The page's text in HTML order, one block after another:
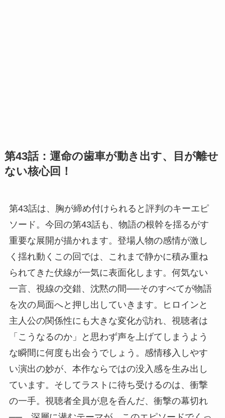
第43話：運命の歯車が動き出す、目が離せ
ない核心回！
第43話は、胸が締め付けられると評判のキーエピ
ソード。今回の第43話も、物語の根幹を揺るがす
重要な展開が描かれます。登場人物の感情が激し
く揺れ動くこの回では、これまで静かに積み重ね
られてきた伏線が一気に表面化します。何気ない
一言、視線の交錯、沈黙の間──そのすべてが物語
を次の局面へと押し出していきます。ヒロインと
主人公の関係性にも大きな変化が訪れ、視聴者は
「こうなるのか」と思わず声を上げてしまうよう
な瞬間に何度も出会うでしょう。感情移入しやす
い演出の妙が、本作ならではの没入感を生み出し
ています。そしてラストに待ち受けるのは、衝撃
の一手。視聴者全員が息を呑んだ、衝撃の幕切れ